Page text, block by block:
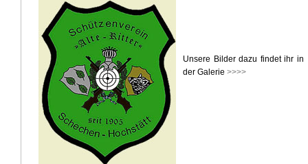
Unsere Bilder dazu findet ihr in
der Galerie >>>>